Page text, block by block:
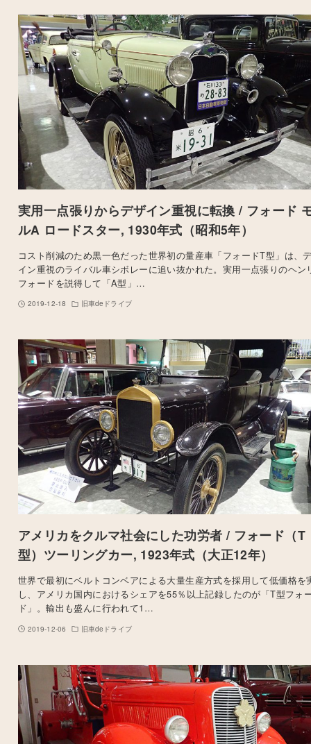
実用一点張りからデザイン重視に転換 / フォード
ルA ロードスター, 1930年式（昭和5年）
コスト削減のため黒一色だった世界初の量産車「フォードT型」は、
イン重視のライバル車シボレーに追い抜かれた。実用一点張りのヘン
フォードを説得して「A型」…
2019-12-18 旧車deドライブ
アメリカをクルマ社会にした功労者 / フォード（T
型）ツーリングカー, 1923年式（大正12年）
世界で最初にベルトコンベアによる大量生産方式を採用して低価格を
し、アメリカ国内におけるシェアを55％以上記録したのが「T型フォ
ド」。輸出も盛んに行われて1…
2019-12-06 旧車deドライブ